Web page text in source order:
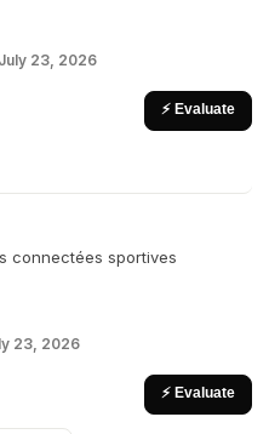
July 23, 2026
⚡ Evaluate
connectées sportives
23, 2026
⚡ Evaluate